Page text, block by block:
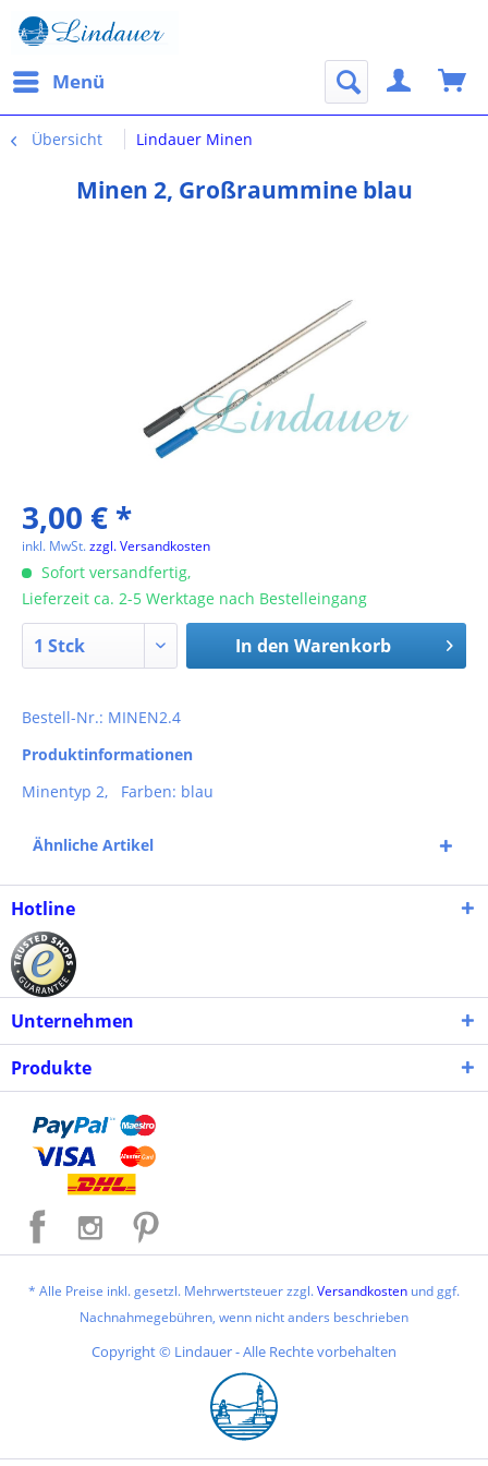
Menü
Übersicht Lindauer Minen
Minen 2, Großraummine blau
3,00 € *
inkl. MwSt.zzgl. Versandkosten
Sofort versandfertig,
Lieferzeit ca. 2-5 Werktage nach Bestelleingang
In den Warenkorb
Bestell-Nr.: MINEN2.4
Produktinformationen
Minentyp 2, Farben: blau
Ähnliche Artikel
Hotline
Unternehmen
Produkte
* Alle Preise inkl. gesetzl. Mehrwertsteuer zzgl.Versandkosten und ggf.
Nachnahmegebühren, wenn nicht anders beschrieben
Copyright © Lindauer - Alle Rechte vorbehalten